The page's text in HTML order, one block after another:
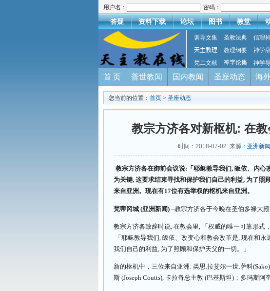
用户名： 密码：
答疑 资料下载 论坛 图书 教堂
训导文集 圣教法典 信理
天主教理
教理纲要 神学
梵二文献
神学论集 神学
首 页 普世教闻 国内教闻 圣座动态 海
您当前的位置： 首页 > 圣座动态
教宗方济各对新枢机: 在
时间：2018-07-02 来源： 亚洲新
教宗方济各在御前会议说:「耶稣教导我们, 皈依、内
为关键, 这要求结束寻找和保护我们自己的利益, 为了照
来自亚洲。现在有17位有选举权的枢机来自亚洲。
梵蒂冈城 (亚洲新闻) –教宗方济各于今晚在圣伯多禄大
教宗方济各致辞时说, 在教会里, 「权威的唯一可靠形式
「耶稣教导我们, 皈依、改变心和教会改革是, 现在和
我们自己的利益, 为了照顾和保护天父的一切。」
新的枢机中，三位来自亚洲: 类思.拉斐尔一世.萨科
斯 (Joseph Coutts), 卡拉奇总主教 (巴基斯坦)；多玛斯阿